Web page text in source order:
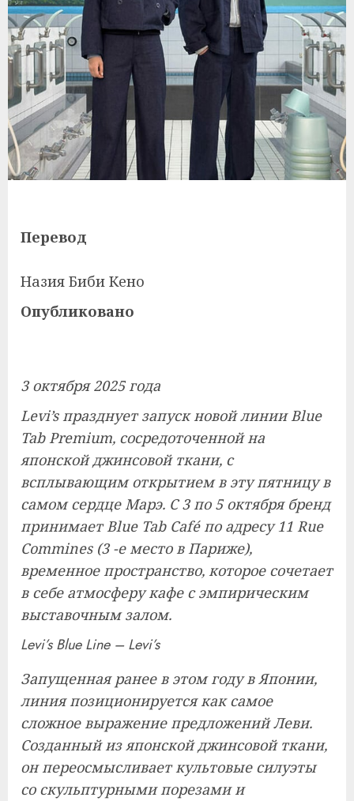
Перевод
Назия Биби Кено
Опубликовано
3 октября 2025 года
Levi’s празднует запуск новой линии Blue
Tab Premium, сосредоточенной на
японской джинсовой ткани, с
всплывающим открытием в эту пятницу в
самом сердце Марэ. С 3 по 5 октября бренд
принимает Blue Tab Café по адресу 11 Rue
Commines (3 -е место в Париже),
временное пространство, которое сочетает
в себе атмосферу кафе с эмпирическим
выставочным залом.
Levi’s Blue Line – Levi’s
Запущенная ранее в этом году в Японии,
линия позиционируется как самое
сложное выражение предложений Леви.
Созданный из японской джинсовой ткани,
он переосмысливает культовые силуэты
со скульптурными порезами и